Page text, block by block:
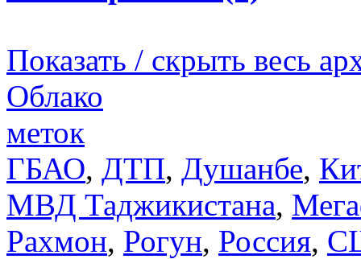
Показать / скрыть весь
Облако
меток
ГБАО, ДТП, Душанбе,
МВД Таджикистана,
Рахмон, Рогун, Россия,